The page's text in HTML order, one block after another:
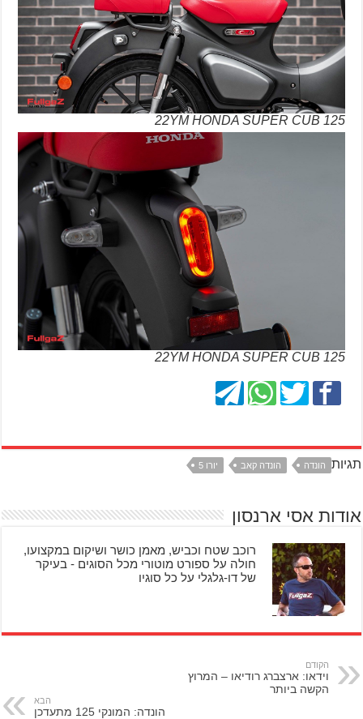
22YM HONDA SUPER CUB 125
22YM HONDA SUPER CUB 125
תגיות הונדה הונדה קאב יורו 5
אודות אסי ארנסון
רוכב שטח וכביש, מאמן כושר ושיקום במקצועו,
חולה על ספורט מוטורי מכל הסוגים - בעיקר
של דו-גלגלי על כל סוגיו
הקודם
וידאו: ארצברג רודיאו – המרוץ
הקשה ביותר
הבא
הונדה: המונקי 125 מתעדכן